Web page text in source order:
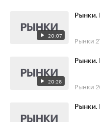
20:07
Рынки.
Рынки
20:28
Рынки.
Рынки
Рынки.